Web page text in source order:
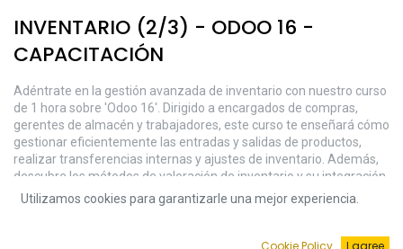
INVENTARIO (2/3) - ODOO 16 -
CAPACITACIÓN
Adéntrate en la gestión avanzada de inventario con nuestro curso
de 1 hora sobre 'Odoo 16'. Dirigido a encargados de compras,
gerentes de almacén y trabajadores, este curso te enseñará cómo
gestionar eficientemente las entradas y salidas de productos,
realizar transferencias internas y ajustes de inventario. Además,
descubre los métodos de valoración de inventario y su integración
contable para garantizar una valoración precisa y una contabilidad
impecable. ¡Eleva tu gestión de inventario y valoración con 'Odoo
Utilizamos cookies para garantizarle una mejor experiencia.
Cookie Policy I agree